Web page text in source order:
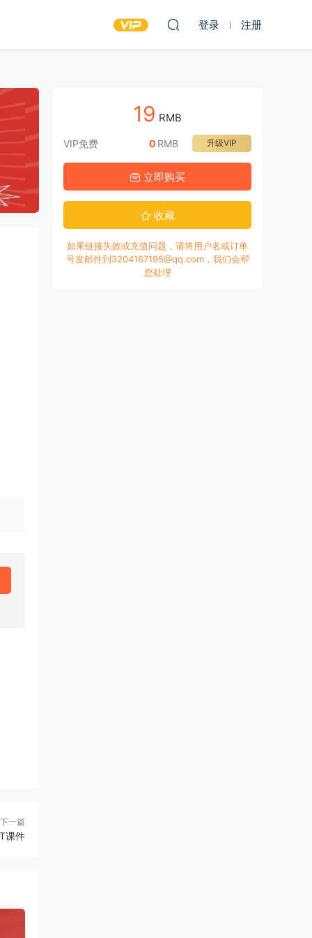
登录 注册
下一篇
课件
19 RMB
VIP免费 升级VIP
0 RMB
立即购买
收藏
如果链接失效或充值问题，请将用户名或订单
号发邮件到3204167195@qq.com，我们会帮
您处理